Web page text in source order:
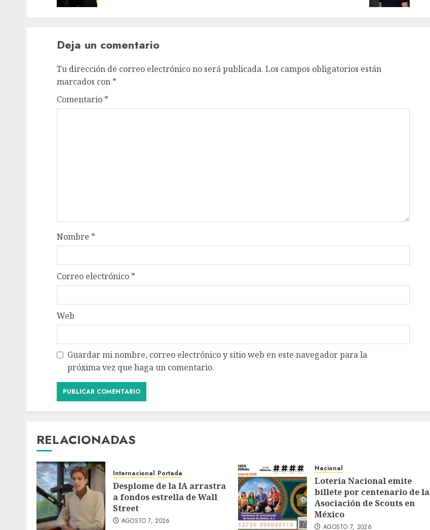
Deja un comentario
Tu dirección de correo electrónico no será publicada. Los campos obligatorios están
marcados con *
Comentario *
Nombre *
Correo electrónico *
Web
Guardar mi nombre, correo electrónico y sitio web en este navegador para la
próxima vez que haga un comentario.
RELACIONADAS
Internacional Portada
Desplome de la IA arrastra
a fondos estrella de Wall
Street
AGOSTO 7, 2026
Nacional
Lotería Nacional emite
billete por centenario de la
Asociación de Scouts en
México
AGOSTO 7, 2026